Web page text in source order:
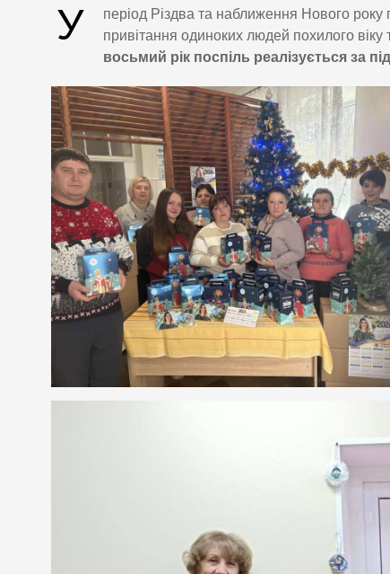
У
період Різдва та наближення Нового року
привітання одиноких людей похилого віку
восьмий рік поспіль реалізується за